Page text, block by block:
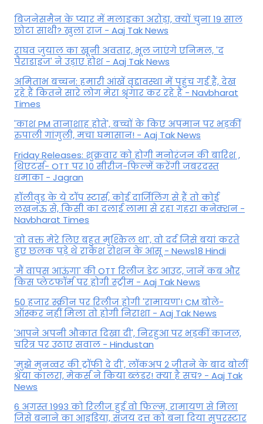
बिजनेसमैन के प्यार में मलाइका अरोड़ा, क्यों चुना 19 साल
छोटा साथी? खुला राज - Aaj Tak News
राघव जुयाल का खूनी अवतार, भूल जाएंगे एनिमल, 'द
पैराडाइज' ने उड़ाए होश - Aaj Tak News
अमिताभ बच्चन: हमारी आंखें वृद्दावस्था में पहुंच गई हैं, देख
रहे हैं कितने सारे लोग मेरा श्रृंगार कर रहे हैं - Navbharat
Times
'काश PM तानाशाह होते', बच्चों के किए अपमान पर भड़कीं
रुपाली गांगुली, मचा घमासान! - Aaj Tak News
Friday Releases: शुक्रवार को होगी मनोरंजन की बारिश ,
थिएटर्स- OTT पर 10 सीरीज-फिल्में करेंगी जबरदस्त
धमाका - Jagran
हॉलीवुड के ये टॉप स्टार्स, कोई दार्जिलिंग से हैं तो कोई
लखनऊ से, किसी का दलाई लामा से रहा गहरा कनेक्शन -
Navbharat Times
'वो वक्त मेरे लिए बहुत मुश्किल था', वो दर्द जिसे बयां करते
हुए छलक पड़े थे राकेश रोशन के आंसू - News18 Hindi
'मैं वापस आऊंगा' की OTT रिलीज डेट आउट, जानें कब और
किस प्लेटफॉर्म पर होगी स्ट्रीम - Aaj Tak News
50 हजार स्क्रीन पर रिलीज होगी 'रामायण'! CM बोले-
ऑस्कर नहीं मिला तो होगी निराशा - Aaj Tak News
'आपने अपनी औकात दिखा दी', निरहुआ पर भड़कीं काजल,
चरित्र पर उठाए सवाल - Hindustan
'मुझे मुनव्वर की ट्रॉफी दे दी', लॉकअप 2 जीतने के बाद बोलीं
श्रेया कालरा, मेकर्स ने किया ब्लंडर! क्या है सच? - Aaj Tak
News
6 अगस्त 1993 को रिलीज हुई वो फिल्म, रामायण से मिला
जिसे बनाने का आइडिया, संजय दत्त को बना दिया सुपरस्टार